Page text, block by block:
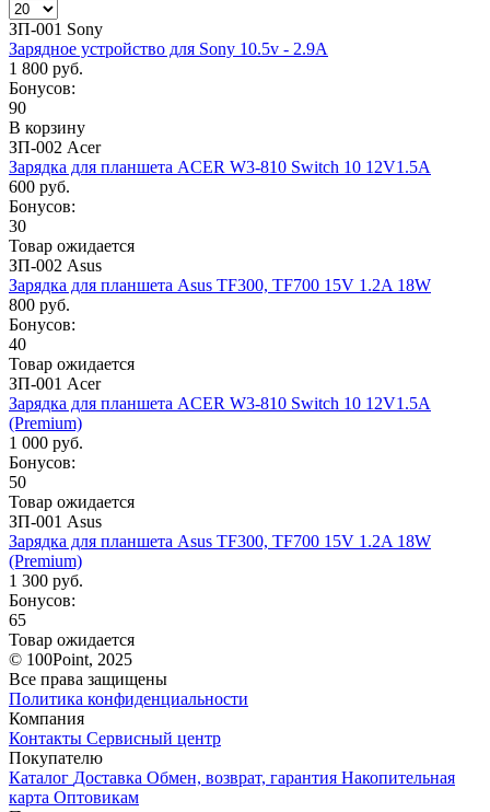
ЗП-001 Sony
Зарядное устройство для Sony 10.5v - 2.9A
1 800 руб.
Бонусов:
90
В корзину
ЗП-002 Acer
Зарядка для планшета ACER W3-810 Switch 10 12V1.5A
600 руб.
Бонусов:
30
Товар ожидается
ЗП-002 Asus
Зарядка для планшета Asus TF300, TF700 15V 1.2A 18W
800 руб.
Бонусов:
40
Товар ожидается
ЗП-001 Acer
Зарядка для планшета ACER W3-810 Switch 10 12V1.5A
(Premium)
1 000 руб.
Бонусов:
50
Товар ожидается
ЗП-001 Asus
Зарядка для планшета Asus TF300, TF700 15V 1.2A 18W
(Premium)
1 300 руб.
Бонусов:
65
Товар ожидается
© 100Point, 2025
Все права защищены
Политика конфиденциальности
Компания
Контакты Сервисный центр
Покупателю
Каталог Доставка Обмен, возврат, гарантия Накопительная
карта Оптовикам